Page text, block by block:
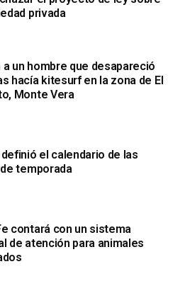
privada
a un hombre que desapareció
hacía kitesurf en la zona de El
Monte Vera
definió el calendario de las
temporada
contará con un sistema
de atención para animales